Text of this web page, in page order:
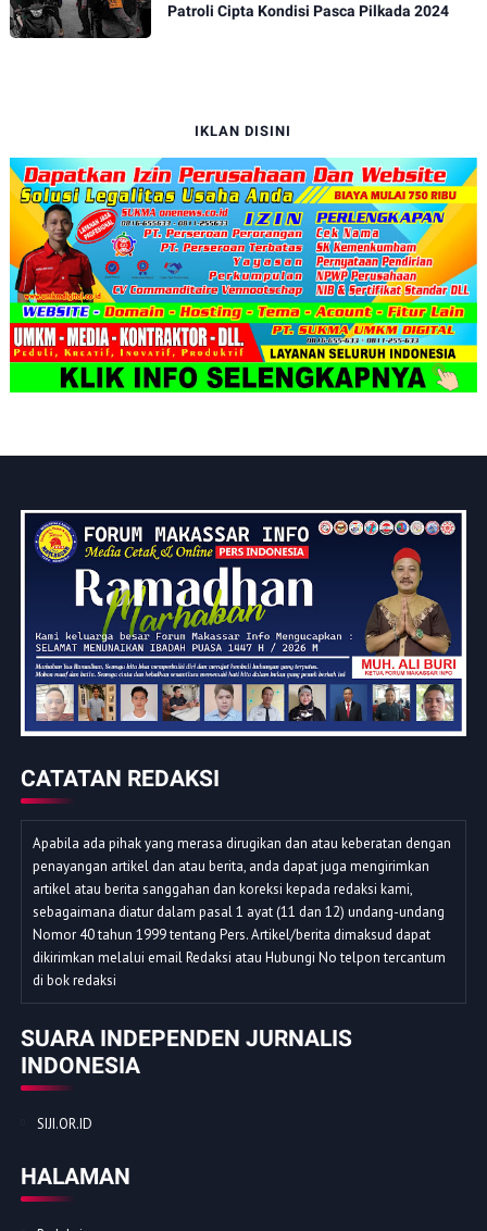
Patroli Cipta Kondisi Pasca Pilkada 2024
IKLAN DISINI
CATATAN REDAKSI
Apabila ada pihak yang merasa dirugikan dan atau keberatan dengan
penayangan artikel dan atau berita, anda dapat juga mengirimkan
artikel atau berita sanggahan dan koreksi kepada redaksi kami,
sebagaimana diatur dalam pasal 1 ayat (11 dan 12) undang-undang
Nomor 40 tahun 1999 tentang Pers. Artikel/berita dimaksud dapat
dikirimkan melalui email Redaksi atau Hubungi No telpon tercantum
di bok redaksi
SUARA INDEPENDEN JURNALIS
INDONESIA
SIJI.OR.ID
HALAMAN